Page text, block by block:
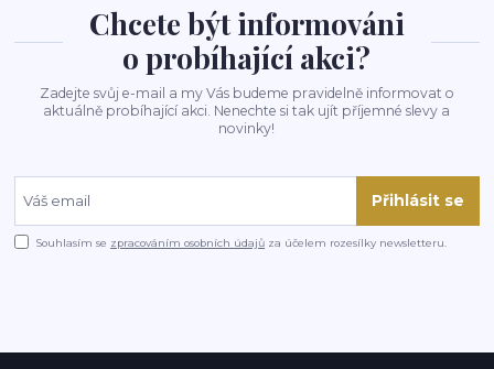
Chcete být informováni
o probíhající akci?
Zadejte svůj e-mail a my Vás budeme pravidelně informovat o
aktuálně probíhající akci. Nenechte si tak ujít příjemné slevy a
novinky!
Přihlásit se
Souhlasím se zpracováním osobních údajů za účelem rozesílky newsletteru.